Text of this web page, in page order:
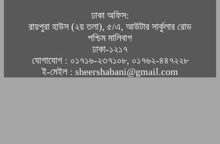
ঢাকা অফিস:
রায়পুরা হাউস (২য় তলা), ৫/এ, আউটার সার্কুলার রোড
পশ্চিম মালিবাগ
ঢাকা-১২১৭
যোগাযোগ : ০১৭১৬-২৩৭১০৮, ০১৭৬২-৪৪৭২২৮
ই-মেইল : sheershabani@gmail.com